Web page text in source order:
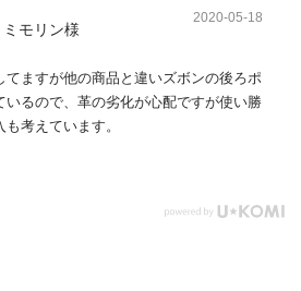
ミモリン様
2020-05-18
てますが他の商品と違いズボンの後ろポ
いるので、革の劣化が心配ですが使い勝
考えています。